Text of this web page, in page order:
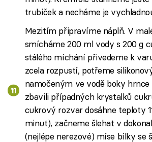
trubiček a necháme je
Mezitím připravíme náplň. V
smícháme 200 ml vody s 200 g
stálého míchání přivedeme k
zcela rozpustí, potřeme
namočeným ve vodě boky
zbavili případných krystalků
cukrový rozvar dosáhne teploty
minut), začneme šlehat v
(nejlépe nerezové) míse bílky se